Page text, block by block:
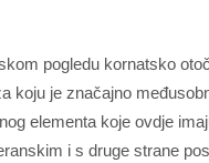
pogledu kornatsko
koju je značajno
elementa koje ovdje
i s druge strane